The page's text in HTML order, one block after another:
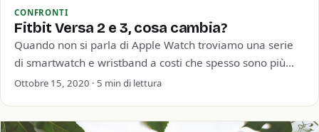
CONFRONTI
Fitbit Versa 2 e 3, cosa cambia?
Quando non si parla di Apple Watch troviamo una serie
di smartwatch e wristband a costi che spesso sono più
contenuti. E’…
Ottobre 15, 2020 · 5 min di lettura